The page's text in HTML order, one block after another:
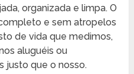
organizada e limpa. O
e sem atropelos
de vida que medimos,
aluguéis ou
justo que o nosso.